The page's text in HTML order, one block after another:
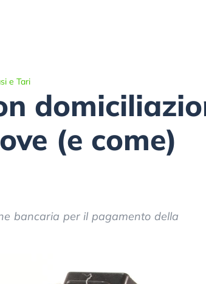
e Tari
(e come)
bancaria per il pagamento della